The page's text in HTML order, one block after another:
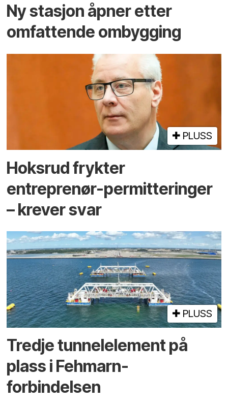
Ny stasjon åpner etter
omfattende ombygging
PLUSS
Hoksrud frykter
entreprenør-permitteringer
– krever svar
PLUSS
Tredje tunnel­element på
plass i Fehmarn-
forbindelsen